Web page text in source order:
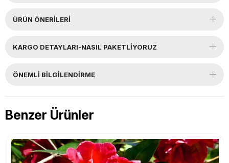
ÜRÜN ÖNERILERI
KARGO DETAYLARI-NASIL PAKETLİYORUZ
ÖNEMLI BILGILENDIRME
Benzer Ürünler